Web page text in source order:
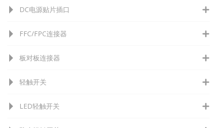
DC电源贴片插口
FFC/FPC连接器
板对板连接器
轻触开关
LED轻触开关